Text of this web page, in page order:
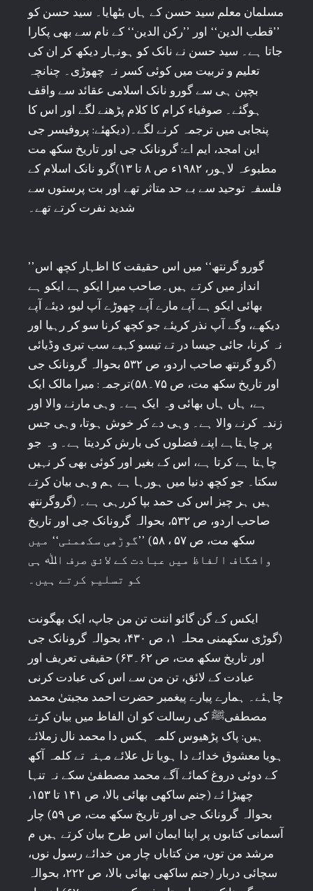
مسلمان معلم سید حسن کے ہاں بٹھایا۔ سید حسن کو
’’قطب الدین‘‘ اور ’’رکن الدین‘‘ کے نام سے بھی پکارا
جاتا ہے۔ سید حسن نے نانک کو ہونہار دیکھ کر ان کی
تعلیم و تربیت میں کوئی کسر نہ چھوڑی۔ چنانچہ
بچپن ہی سے گورو نانک اسلامی عقائد سے واقف
ہوگئے۔ صوفیاء کرام کا کلام پڑھنے لگے اور اس کا
پنجابی میں ترجمہ کرنے لگے۔(دیکھئے: پروفیسر جی
این امجد، ایم اے: گرونانک جی اور تاریخ سکھ مت
مطبوعہ لاہور، ۱۹۸۲ء ص ۸ تا ۱۳)گرو نانک اسلام کے
فلسفہ توحید سے بے حد متاثر تھے اور بت پرستوں سے
شدید نفرت کرتے تھے۔
’’گورو گرنتھ‘‘ میں اس حقیقت کا اظہار کچھ اس
انداز میں کرتے ہیں۔صاحب میرا ایکو ہے ایکو ہے
بھائی ایکو ہے آپے مارے آپے چھوڑے آپ لیو، دیئے آپے
دیکھے، وگے آپ نذر کریئے جو کچھ کرنا سو کر رہیا اور
نہ کرنا، جائی جیسا در تے تیسو کہیے سب تیری وڈیائی
(گرو گرنتھ صاحب اردو، ص ۵۳۲ بحوالہ گرونانک جی
اور تاریخ سکھ مت، ص ۷۵۔۵۸)ترجمہ: میرا مالک ایک
ہے، ہاں ہاں بھائی وہ ایک ہے۔ وہی مارنے والا اور
زندہ کرنے والا ہے۔ وہی دے کر خوش ہوتا، وہی جس
پر چاہتاہے اپنے فضلوں کی بارش کردیتا ہے۔ وہ جو
چاہتا ہے کرتا ہے، اس کے بغیر اور کوئی بھی کر نہیں
سکتا۔ جو کچھ دنیا میں ہورہا ہے ہم وہی بیان کرتے
ہیں ہر چیز اس کی حمد بپا کررہی ہے۔ (گروگرنتھ
صاحب اردو، ص ۵۳۲، بحوالہ گرونانک جی اور تاریخ
سکھ مت، ص ۵۷ ، ۵۸) ’’گوڑھی سکھمنی‘‘ میں
واشگاف الفاظ میں عبادت کے لائق صرف اﷲ ہی
کو تسلیم کرتے ہیں۔
ایکس کے گن گائو اننت تن من جاپ، ایک بھگونت
(گوڑی سکھمنی محلہ ۱، ص ۴۳۰، بحوالہ گرونانک جی
اور تاریخ سکھ مت، ص ۶۲۔۶۳) حقیقی تعریف اور
عبادت کے لائق، تن من سے اس کی عبادت کرنی
چاہئے۔ ہمارے پیارے پیغمبر حضرت احمد مجبتیٰ محمد
مصطفیﷺ کی رسالت کو ان الفاظ میں بیان کرتے
ہیں: پاک پڑھیوس کلمہ ہکس دا محمد نال زملائے
ہویا معشوق خدائے دا ہویا تل علائے مہنہ تے کلمہ آکھ
کے دوئی دروغ کمائے آگے محمد مصطفیٰ سکے نہ تنہا
چھیڑا ئے (جنم ساکھی بھائی بالا، ص ۱۴۱ تا ۱۵۳،
بحوالہ گرونانک جی اور تاریخ سکھ مت، ص ۵۹) چار
آسمانی کتابوں پر اپنا ایمان اس طرح بیان کرتے ہیں م
مرشد من توں، من کتاباں چار من خدائے رسول نوں،
سچائی دربار (جنم ساکھی بھائی بالا، ص ۲۲۲، بحوالہ